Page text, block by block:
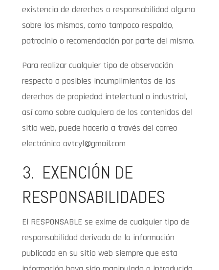
existencia de derechos o responsabilidad alguna
sobre los mismos, como tampoco respaldo,
patrocinio o recomendación por parte del mismo.
Para realizar cualquier tipo de observación
respecto a posibles incumplimientos de los
derechos de propiedad intelectual o industrial,
así como sobre cualquiera de los contenidos del
sitio web, puede hacerlo a través del correo
electrónico avtcyl@gmail.com
3. EXENCIÓN DE
RESPONSABILIDADES
El RESPONSABLE se exime de cualquier tipo de
responsabilidad derivada de la información
publicada en su sitio web siempre que esta